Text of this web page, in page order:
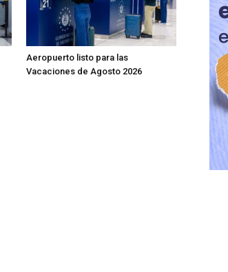
Aeropuerto listo para las
Vacaciones de Agosto 2026